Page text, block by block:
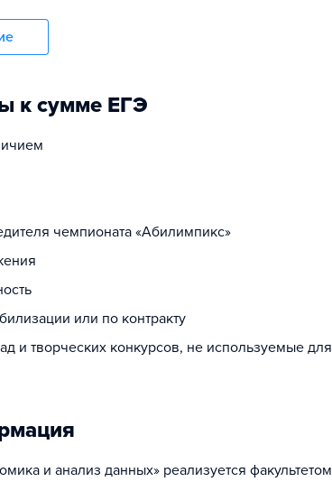
к сумме ЕГЭ
чемпионата «Абилимпикс»
или по контракту
и творческих конкурсов, не используемые для
и анализ данных» реализуется факультетом